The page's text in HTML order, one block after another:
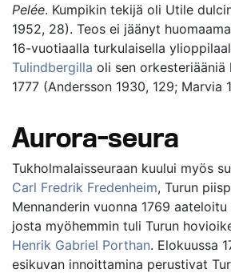
Pelée. Kumpikin tekijä oli Utile
1952, 28). Teos ei jäänyt
16-vuotiaalla turkulaisella
Tulindbergilla oli sen orkesteriääniä
1777 (Andersson 1930, 129; Marvia
Aurora-seura
Tukholmalaisseuraan kuului myös
Carl Fredrik Fredenheim, Turun
Mennanderin vuonna 1769 aateloitu
josta myöhemmin tuli Turun
Henrik Gabriel Porthan. Elokuussa
esikuvan innoittamina perustivat